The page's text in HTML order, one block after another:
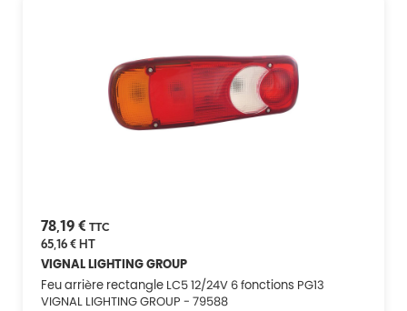
78,19 € TTC
65,16 €HT
VIGNAL LIGHTING GROUP
Feu arrière rectangle LC5 12/24V 6 fonctions PG13
VIGNAL LIGHTING GROUP - 79588